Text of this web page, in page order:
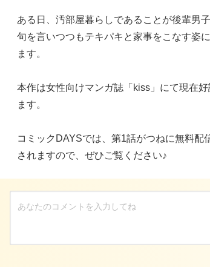
ある日、汚部屋暮らしであることが後輩男
句を言いつつもテキパキと家事をこなす姿
ます。
本作は女性向けマンガ誌「kiss」にて現在
ます。
コミックDAYSでは、第1話がつねに無料
されますので、ぜひご覧ください♪